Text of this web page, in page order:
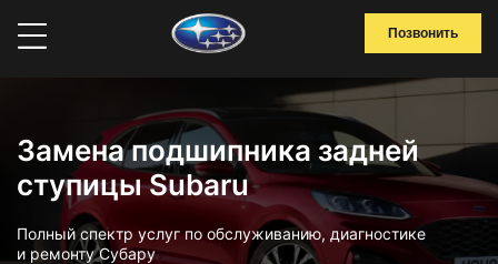
Позвонить
Замена подшипника задней
ступицы Subaru
Полный спектр услуг по обслуживанию, диагностике
и ремонту Субару